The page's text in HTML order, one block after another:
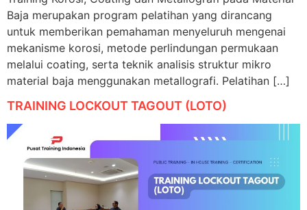
Baja merupakan program pelatihan yang dirancang
untuk memberikan pemahaman menyeluruh mengenai
mekanisme korosi, metode perlindungan permukaan
melalui coating, serta teknik analisis struktur mikro
material baja menggunakan metallografi. Pelatihan […]
TRAINING LOCKOUT TAGOUT (LOTO)